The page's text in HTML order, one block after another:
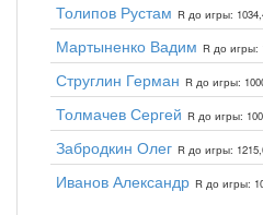
Толипов Рустам R до игры:
Мартыненко Вадим R до игры:
Струглин Герман R до игры:
Толмачев Сергей R до игры:
Забродкин Олег R до игры:
Иванов Александр R до игры: